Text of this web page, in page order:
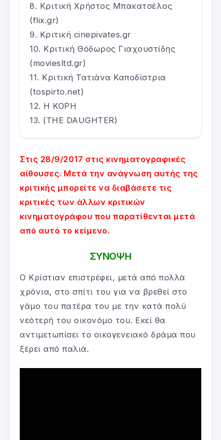
Κριτική Χρήστος Μπακατσέλος
(flix.gr)
Κριτική cinepivates.gr
Κριτική Θόδωρος Γιαχουστίδης
(moviesltd.gr)
Κριτική Τατιάνα Καποδίστρια
(tospirto.net)
Η ΚΟΡΗ
(THE DAUGHTER)
Στις 28/9/2017 στις κινηματογραφικές
αίθουσες. Μετά την ανάγνωση αυτής της
κριτικής μπορείτε να διαβάσετε τις
κριτικές των άλλων κριτικών
κινηματογράφου που παρατίθενται μετά
από αυτό το κείμενο.
ΣΥΝΟΨΗ
Ο Κρίστιαν επιστρέφει, μετά από πολλά
χρόνια, στο σπίτι του για να βρεθεί στο
γάμο του πατέρα του με την κατά πολύ
νεότερή του οικονόμο του. Εκεί θα
αντιμετωπίσει το οικογενειακό δράμα που
ξέρει από παλιά.